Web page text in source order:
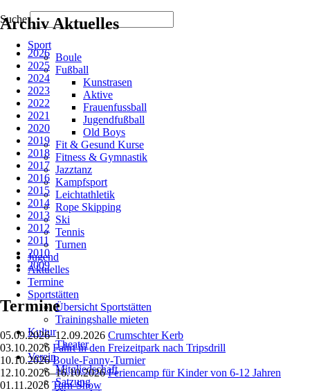
Suche
Navigation
überspringen
Sport
Boule
Fußball
Kunstrasen
Aktive
Frauenfussball
Jugendfußball
Old Boys
Fit & Gesund Kurse
Fitness & Gymnastik
Jazztanz
Kampfsport
Leichtathletik
Rope Skipping
Ski
Tennis
Turnen
Jugend
Aktuelles
Termine
Sportstätten
Übersicht Sportstätten
Trainingshalle mieten
Kultur
Theater
Verein
Mitgliedschaft
Satzung
Hilfe
Kurs
TV
Crumstadt
Archiv Aktuelles
2026
2025
2024
2023
2022
2021
2020
2019
2018
2017
2016
2015
2014
2013
2012
2011
2010
2009
Termine
05.09.2026–12.09.2026 Crumschter Kerb
03.10.2026 Fahrt in den Freizeitpark nach Tripsdrill
10.10.2026 Boule-Fanny-Turnier
12.10.2026–16.10.2026 Feriencamp für Kinder von 6-12 Jahren
01.11.2026 Turn-Show